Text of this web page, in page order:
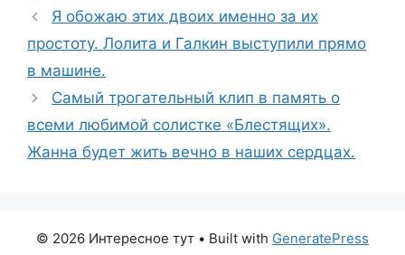
Я обожаю этих двоих именно за их
простоту. Лолита и Галкин выступили прямо
в машине.
Самый трогательный клип в память о
всеми любимой солистке «Блестящих».
Жанна будет жить вечно в наших сердцах.
© 2026 Интересное тут • Built with GeneratePress